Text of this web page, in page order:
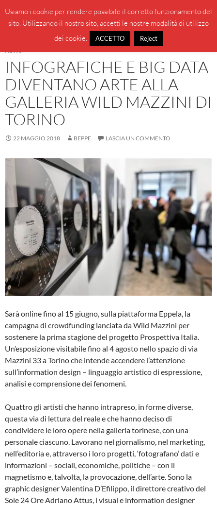
contenuto
BeppeBlog
MENU
NEWS
INFOGRAFICHE E BIG DATA
DIVENTANO ARTE ALLA
GALLERIA WILD MAZZINI DI
TORINO
22 MAGGIO 2018 BEPPE LASCIA UN COMMENTO
Sarà online fino al 15 giugno, sulla piattaforma Eppela, la
campagna di crowdfunding lanciata da Wild Mazzini per
sostenere la prima stagione del progetto Prospettiva Italia.
Un’esposizione visitabile fino al 4 agosto nello spazio di via
Mazzini 33 a Torino che intende accendere l’attenzione
sull’information design – linguaggio artistico di espressione,
analisi e comprensione dei fenomeni.
Quattro gli artisti che hanno intrapreso, in forme diverse,
questa via di lettura del reale e che hanno deciso di
condividere le loro opere nella galleria torinese, con una
personale ciascuno. Lavorano nel giornalismo, nel marketing,
nell’editoria e, attraverso i loro progetti, ‘fotografano’ dati e
informazioni – sociali, economiche, politiche – con il
magnetismo e, talvolta, la provocazione, dell’arte. Sono la
graphic designer Valentina D’Efilippo, il direttore creativo del
Sole 24 Ore Adriano Attus, i visual e information designer
Usiamo i cookie per rendere possibile il corretto funzionamento del
sito. Utilizzando il nostro sito, accetti le nostre modalità di utilizzo
dei cookie.
ACCETTO Reject